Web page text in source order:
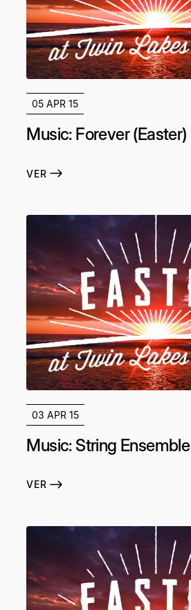
05 APR 15
Music: Forever (Easter)
VER
03 APR 15
Music: String Ensemble
VER